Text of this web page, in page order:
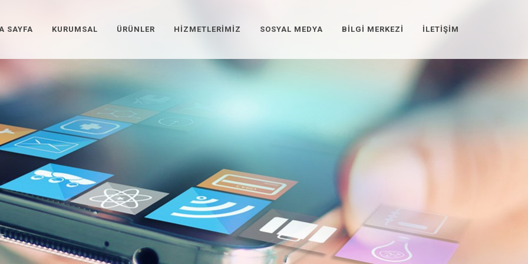
SAYFA KURUMSAL ÜRÜNLER HIZMETLERIMIZ SOSYAL MEDYA BILGI MERKEZI İLETIŞIM